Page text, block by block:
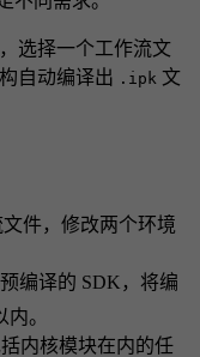
选择一个工作流文
自动编译出 .ipk 文
件，修改两个环境
编译的 SDK，将编
。
内核模块在内的任